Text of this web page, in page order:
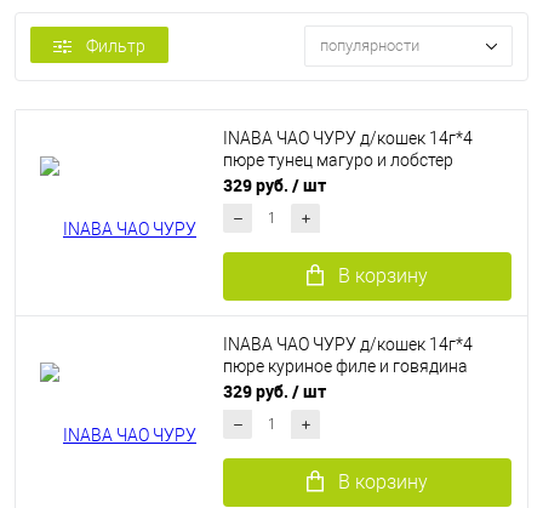
Фильтр популярности
INABA ЧАО ЧУРУ д/кошек 14г*4
пюре тунец магуро и лобстер
329 руб. / шт
В корзину
INABA ЧАО ЧУРУ д/кошек 14г*4
пюре куриное филе и говядина
329 руб. / шт
В корзину